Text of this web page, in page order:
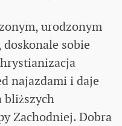
urodzonym
sobie
najazdami i daje
bliższych
Zachodniej. Dobra